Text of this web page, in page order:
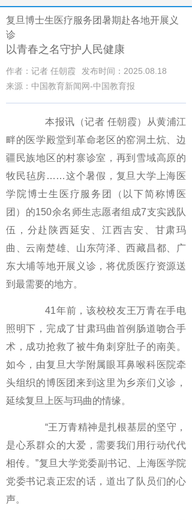
复旦博士生医疗服务团暑期赴各地开展义
诊
以青春之名守护人民健康
作者：记者 任朝霞
发布时间：2025.08.18
来源：中国教育新闻网-中国教育报
本报讯（记者 任朝霞）从黄浦江
畔的医学殿堂到革命老区的窑洞土炕、边
疆民族地区的村寨诊室，再到雪域高原的
牧民毡房……这个暑假，复旦大学上海医
学院博士生医疗服务团（以下简称博医
团）的150余名师生志愿者组成7支实践队
伍，分赴陕西延安、江西吉安、甘肃玛
曲、云南楚雄、山东菏泽、西藏昌都、广
东大埔等地开展义诊，将优质医疗资源送
到最需要的地方。
41年前，该校校友王万青在手电
照明下，完成了甘肃玛曲首例肠道吻合手
术，成功抢救了被牛角刺穿肚子的南美。
如今，由复旦大学附属眼耳鼻喉科医院牵
头组织的博医团来到这里为乡亲们义诊，
延续复旦上医与玛曲的情缘。
“王万青精神是扎根基层的坚守，
是心系群众的大爱，需要我们用行动代代
相传。”复旦大学党委副书记、上海医学院
党委书记袁正宏的话，道出了队员们的心
声。